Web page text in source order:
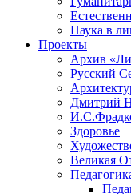
Наука в
Проекты
Архив
Русский
Дмитрий
Здоровье
Великая